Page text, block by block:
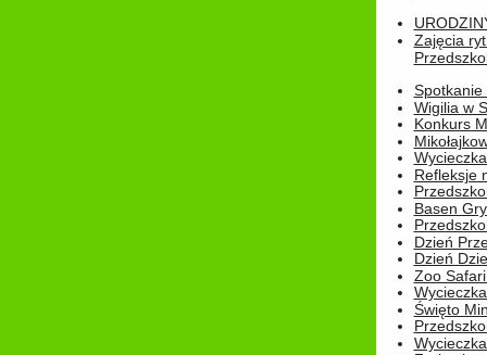
Zajęcia
Spotkanie
Wigilia w
Konkurs
Refleksje
Basen
Dzień
Dzień
Zoo
Święto